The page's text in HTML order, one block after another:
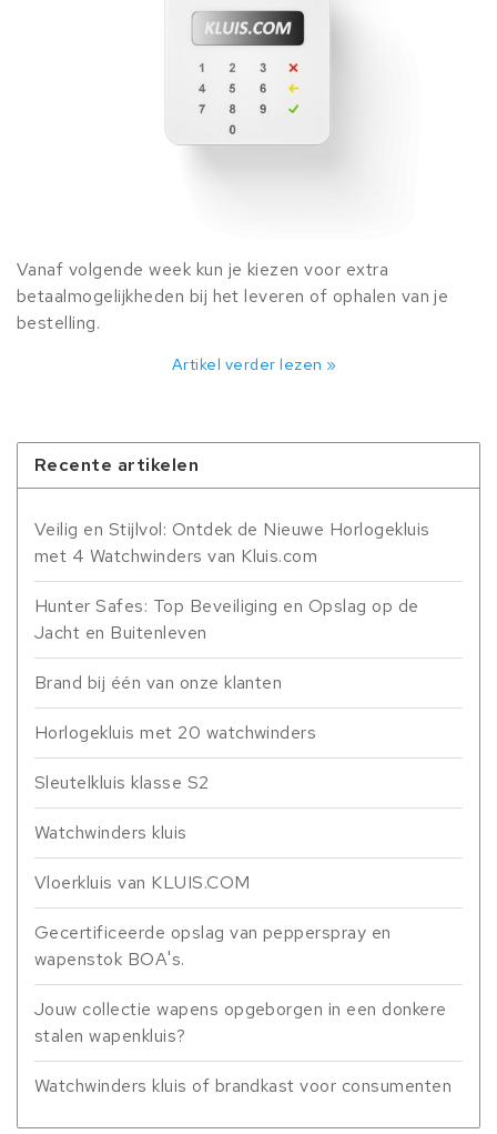
Vanaf volgende week kun je kiezen voor extra
betaalmogelijkheden bij het leveren of ophalen van je
bestelling.
Artikel verder lezen »
Recente artikelen
Veilig en Stijlvol: Ontdek de Nieuwe Horlogekluis
met 4 Watchwinders van Kluis.com
Hunter Safes: Top Beveiliging en Opslag op de
Jacht en Buitenleven
Brand bij één van onze klanten
Horlogekluis met 20 watchwinders
Sleutelkluis klasse S2
Watchwinders kluis
Vloerkluis van KLUIS.COM
Gecertificeerde opslag van pepperspray en
wapenstok BOA's.
Jouw collectie wapens opgeborgen in een donkere
stalen wapenkluis?
Watchwinders kluis of brandkast voor consumenten